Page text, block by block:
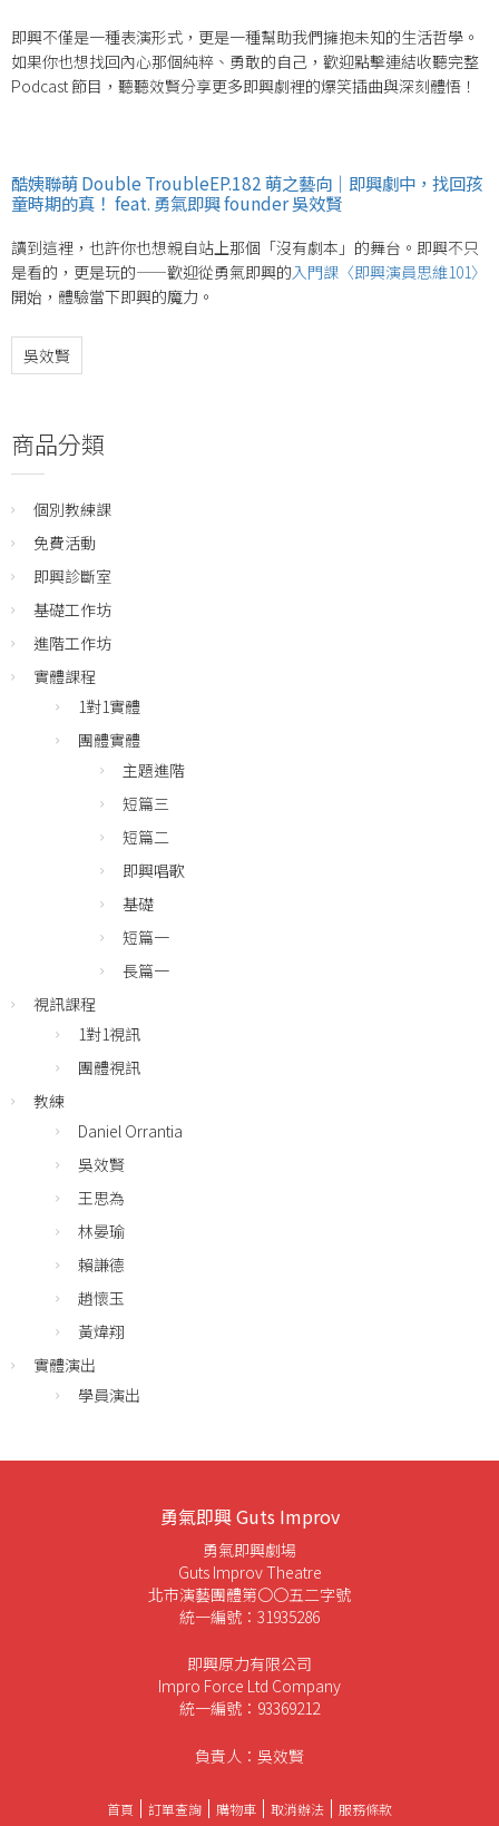
即興不僅是一種表演形式，更是一種幫助我們擁抱未知的生活哲學 。
如果你也想找回內心那個純粹、勇敢的自己，歡迎點擊連結收聽完整
Podcast 節目，聽聽效賢分享更多即興劇裡的爆笑插曲與深刻體悟！
酷姨聯萌 Double TroubleEP.182 萌之藝向｜即興劇中，找回孩
童時期的真！ feat. 勇氣即興 founder 吳效賢
讀到這裡，也許你也想親自站上那個「沒有劇本」的舞台。即興不只
是看的，更是玩的——歡迎從勇氣即興的入門課〈即興演員思維101〉
開始，體驗當下即興的魔力。
吳效賢
商品分類
個別教練課
免費活動
即興診斷室
基礎工作坊
進階工作坊
實體課程
1對1實體
團體實體
主題進階
短篇三
短篇二
即興唱歌
基礎
短篇一
長篇一
視訊課程
1對1視訊
團體視訊
教練
Daniel Orrantia
吳效賢
王思為
林晏瑜
賴謙德
趙懷玉
黃煒翔
實體演出
學員演出
勇氣即興 Guts Improv
勇氣即興劇場
Guts Improv Theatre
北市演藝團體第〇〇五二字號
統一編號：31935286
即興原力有限公司
Impro Force Ltd Company
統一編號：93369212
負責人：吳效賢
首頁 訂單查詢 購物車 取消辦法 服務條款